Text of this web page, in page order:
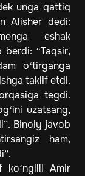
unga qattiq
Alisher dedi:
eshak
berdi: “Taqsir,
o‘tirganga
taklif etdi.
tegdi.
uzatsang,
Binoiy javob
ham,
ko‘ngilli Amir